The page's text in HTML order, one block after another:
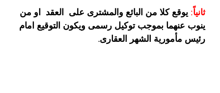
ثانياً: يوقع كلا من البائع والمشترى على العقد او من
ينوب عنهما بموجب توكيل رسمى ويكون التوقيع امام
رئيس مأمورية الشهر العقارى.